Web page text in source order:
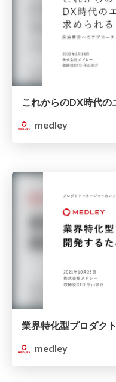
medley
業界特化型プロダク
medley